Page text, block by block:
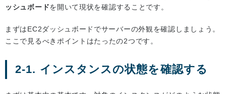
ッシュボードを開いて現状を確認することです。
まずはEC2ダッシュボードでサーバーの外観を確認しましょう。
ここで見るべきポイントはたったの2つです。
2-1. インスタンスの状態を確認する